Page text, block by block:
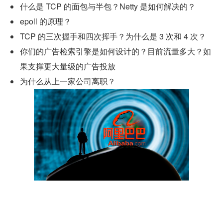
什么是 TCP 的面包与半包？Netty 是如何解决的？
epoll 的原理？
TCP 的三次握手和四次挥手？为什么是 3 次和 4 次？
你们的广告检索引擎是如何设计的？目前流量多大？如
果支撑更大量级的广告投放
为什么从上一家公司离职？